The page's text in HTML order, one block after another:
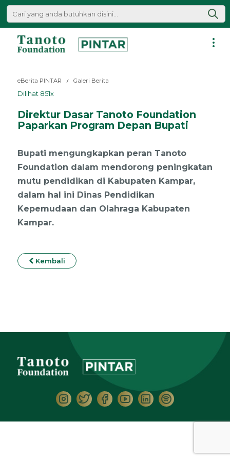
Lewati
|
Tanoto
eBerita PINTAR Galeri Berita
Dilihat 851x
Direktur Dasar Tanoto Foundation
Paparkan Program Depan Bupati
Bupati mengungkapkan peran Tanoto
Foundation dalam mendorong peningkatan
mutu pendidikan di Kabupaten Kampar,
dalam hal ini Dinas Pendidikan
Kepemudaan dan Olahraga Kabupaten
Kampar.
Kembali